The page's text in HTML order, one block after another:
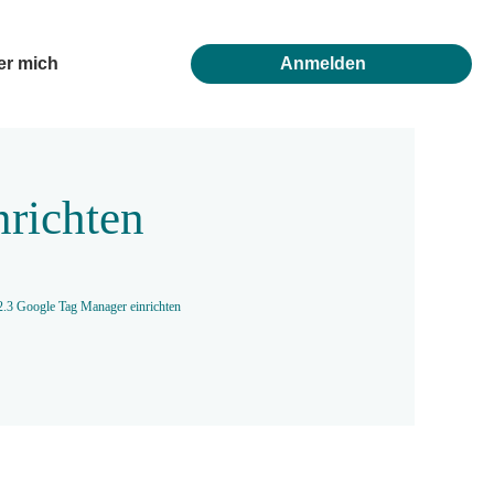
mich Anmelden
Google Tag Manager einrichten